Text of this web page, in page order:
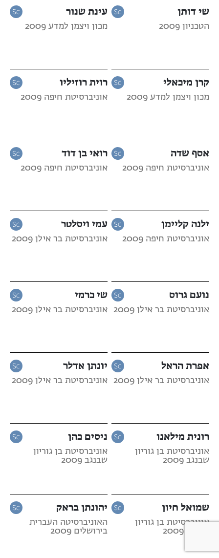
שי דותן
הטכניון 2009
עינת שנור
מכון ויצמן למדע 2009
קרן מיכאלי
מכון ויצמן למדע 2009
רוית רוזיליו
אוניברסיטת חיפה 2009
אסף שדה
אוניברסיטת חיפה 2009
רואי בן דוד
אוניברסיטת חיפה 2009
ילנה קליימן
אוניברסיטת חיפה 2009
עמי ויסלטר
אוניברסיטת בר אילן 2009
נועם גרוס
אוניברסיטת בר אילן 2009
שי כרמי
אוניברסיטת בר אילן 2009
אפרת הראל
אוניברסיטת בר אילן 2009
יונתן אדלר
אוניברסיטת בר אילן 2009
רונית מילאנו
אוניברסיטת בן גוריון
שבנגב 2009
ניסים כהן
אוניברסיטת בן גוריון
שבנגב 2009
שמואל חיון
אוניברסיטת בן גוריון
יהונתן בראק
האוניברסיטה העברית
בירושלים 2009